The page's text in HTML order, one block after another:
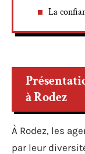
La
à Rodez
À Rodez, les
par leur